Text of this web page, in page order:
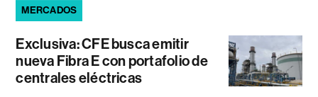
MERCADOS
Exclusiva: CFE busca emitir
nueva Fibra E con portafolio de
centrales eléctricas